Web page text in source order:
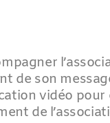
de son
vidéo pour
de